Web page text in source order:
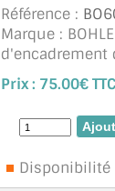
Référence :
Marque :
d'encadrement
BO60HAX36/63/
Prix : 75.00€ TTC
Disponibilité